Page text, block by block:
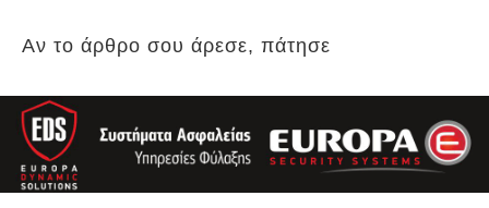
Αν το άρθρο σου άρεσε, πάτησε